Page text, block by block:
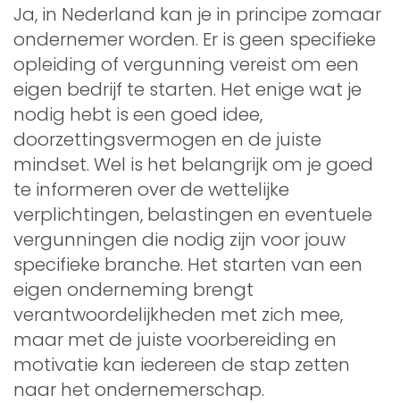
Ja, in Nederland kan je in principe zomaar
ondernemer worden. Er is geen specifieke
opleiding of vergunning vereist om een
eigen bedrijf te starten. Het enige wat je
nodig hebt is een goed idee,
doorzettingsvermogen en de juiste
mindset. Wel is het belangrijk om je goed
te informeren over de wettelijke
verplichtingen, belastingen en eventuele
vergunningen die nodig zijn voor jouw
specifieke branche. Het starten van een
eigen onderneming brengt
verantwoordelijkheden met zich mee,
maar met de juiste voorbereiding en
motivatie kan iedereen de stap zetten
naar het ondernemerschap.